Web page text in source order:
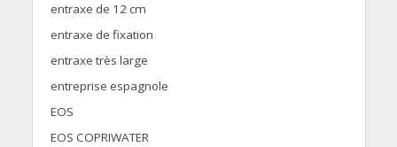
entraxe de 12 cm
entraxe de fixation
entraxe très large
entreprise espagnole
EOS
EOS COPRIWATER